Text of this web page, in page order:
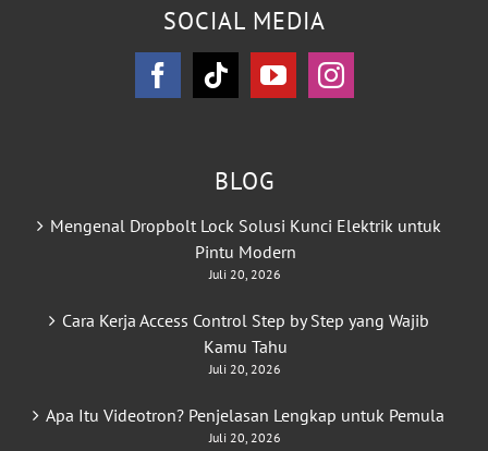
SOCIAL MEDIA
BLOG
Mengenal Dropbolt Lock Solusi Kunci Elektrik untuk
Pintu Modern
Juli 20, 2026
Cara Kerja Access Control Step by Step yang Wajib
Kamu Tahu
Juli 20, 2026
Apa Itu Videotron? Penjelasan Lengkap untuk Pemula
Juli 20, 2026